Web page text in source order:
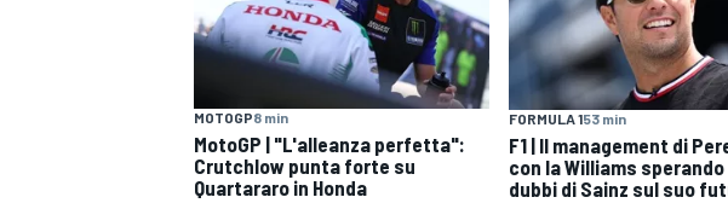
RALLY
MOTOGP8 min
MotoGP | "L'alleanza perfetta":
Crutchlow punta forte su
Quartararo in Honda
FORMULA 153 min
F1 | Il management di
con la Williams
dubbi di Sainz sul suo